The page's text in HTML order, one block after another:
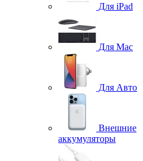
Для iPad
Для Mac
Для Авто
Внешние
аккумуляторы